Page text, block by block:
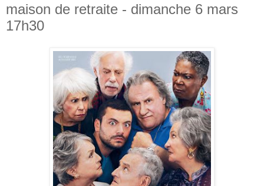
maison de retraite - dimanche 6 mars
17h30